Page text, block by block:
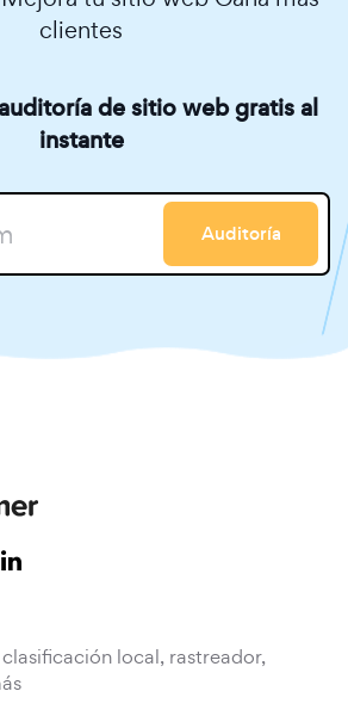
clientes
de sitio web gratis al
instante
Auditoría
local, rastreador,